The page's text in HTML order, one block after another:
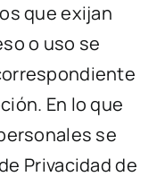
que exijan
o uso se
En lo que
se
Privacidad de